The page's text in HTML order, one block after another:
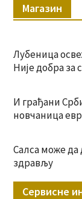
Магазин
Лубеница
Није добра за
И грађани
новчаница
Салса може
здрављу
Сервисне